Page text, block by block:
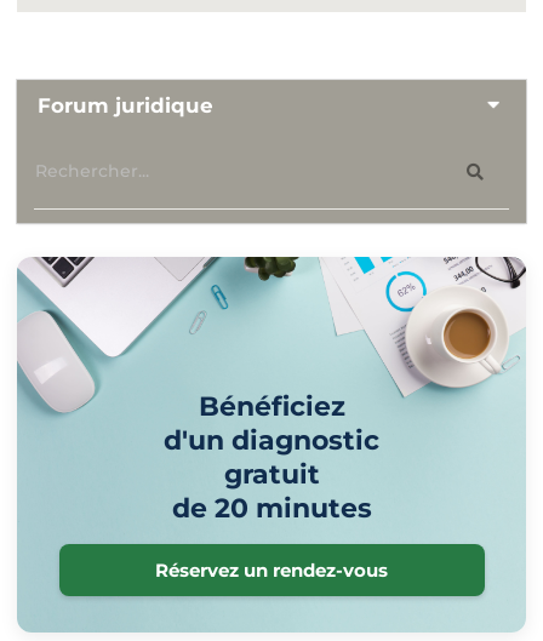
Forum juridique
Bénéficiez
d'un diagnostic
gratuit
de 20 minutes
Réservez un rendez-vous